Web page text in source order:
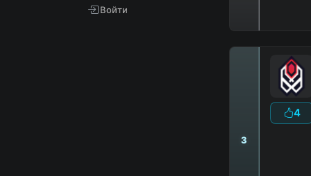
Войти
3
4